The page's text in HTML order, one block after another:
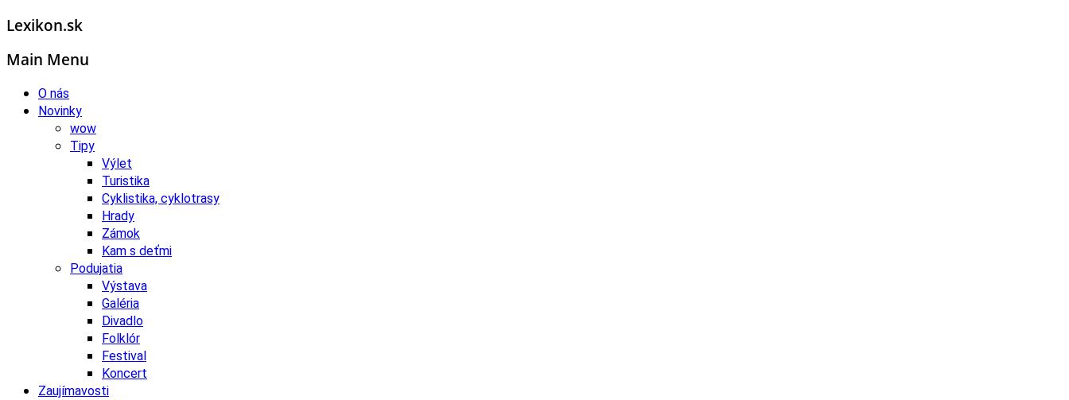
Lexikon.sk
Main Menu
O nás
Novinky
wow
Tipy
Výlet
Turistika
Cyklistika, cyklotrasy
Hrady
Zámok
Kam s deťmi
Podujatia
Výstava
Galéria
Divadlo
Folklór
Festival
Koncert
Zaujímavosti